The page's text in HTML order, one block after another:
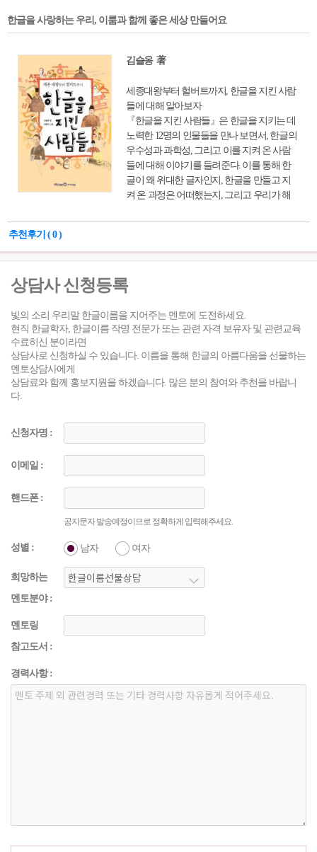
한글을 사랑하는 우리, 이룸과 함께 좋은 세상 만들어요
김슬옹 著
세종대왕부터 헐버트까지, 한글을 지킨 사람
들에 대해 알아보자
『한글을 지킨 사람들』은 한글을 지키는 데
노력한 12명의 인물들을 만나 보면서, 한글의
우수성과 과학성, 그리고 이를 지켜 온 사람
들에 대해 이야기를 들려준다. 이를 통해 한
글이 왜 위대한 글자인지, 한글을 만들고 지
켜 온 과정은 어떠했는지, 그리고 우리가 해
추천후기 ( 0 )
상담사 신청등록
빛의 소리 우리말 한글이름을 지어주는 멘토에 도전하세요.
현직 한글학자, 한글이름 작명 전문가 또는 관련 자격 보유자 및 관련교육
수료히신 분이라면
상담사로 신청하실 수 있습니다. 이름을 통해 한글의 아름다움을 선물하는
멘토상담사에게
상담료와 함께 홍보지원을 하겠습니다. 많은 분의 참여와 추천을 바랍니
다.
신청자명 :
이메일 :
핸드폰 :
공지문자 발송예정이므로 정확하게 입력해주세요.
성별 : 남자 여자
희망하는
멘토분야 :
멘토링
참고도서 :
경력사항 :